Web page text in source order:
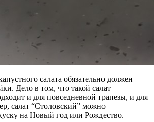
салата обязательно должен
Дело в том, что такой салат
и для повседневной трапезы, и для
салат “Столовский” можно
на Новый год или Рождество.